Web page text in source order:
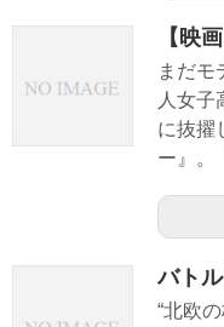
【映
まだモ
人女子
に抜擢
ー』。
バト
“北欧